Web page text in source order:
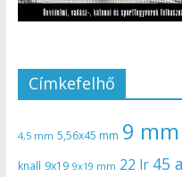
Címkefelhő
4,5 mm 5,56x45 mm 9
knall 9x19 9x19 mm 22 lr 45